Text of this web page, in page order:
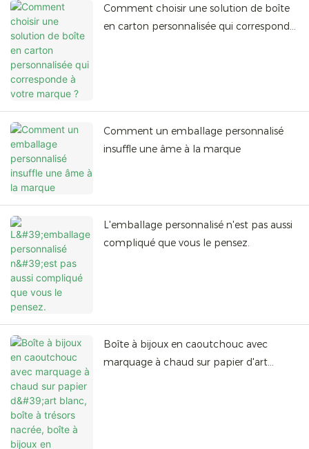
Comment choisir une solution de boîte
en carton personnalisée qui corresponde
Comment un emballage personnalisé
insuffle une âme à la marque
L'emballage personnalisé n'est pas aussi
compliqué que vous le pensez.
Boîte à bijoux en caoutchouc avec
marquage à chaud sur papier d'art